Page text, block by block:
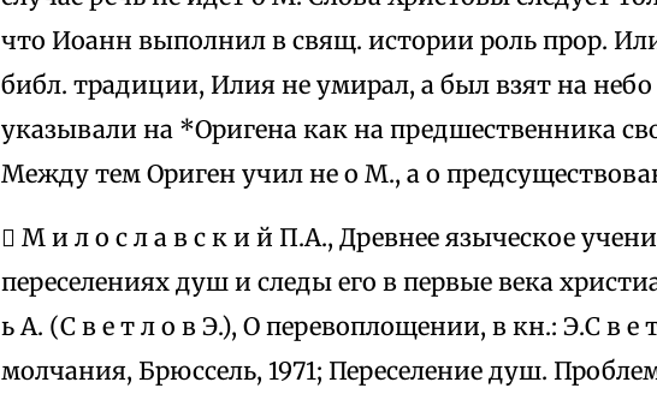
что Иоанн выполнил в свящ. истории роль прор.
библ. традиции, Илия не умирал, а был взят на
указывали на *Оригена как на предшественника
Между тем Ориген учил не о М., а о
 М и л о с л а в с к и й П.А., Древнее языческое
переселениях душ и следы его в первые века
ь А. (С в е т л о в Э.), О перевоплощении, в кн.: Э.С в е
молчания, Брюссель, 1971; Переселение душ.